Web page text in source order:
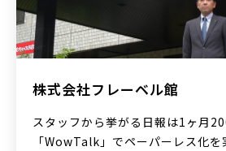
株式会社フレーベル館
スタッフから挙がる日報は1ヶ月
「WowTalk」でペーパーレス化